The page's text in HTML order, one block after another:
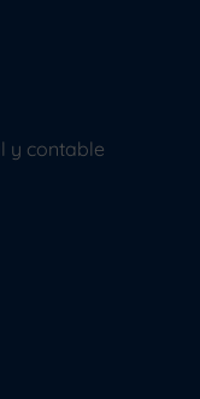
y contable